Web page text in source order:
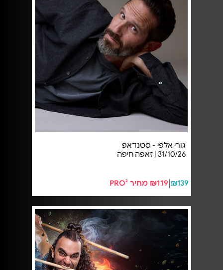
גורי אלפי - סטנדאפ
31/10/26 | זאפה חיפה
₪139 ₪119 מחיר PRO²